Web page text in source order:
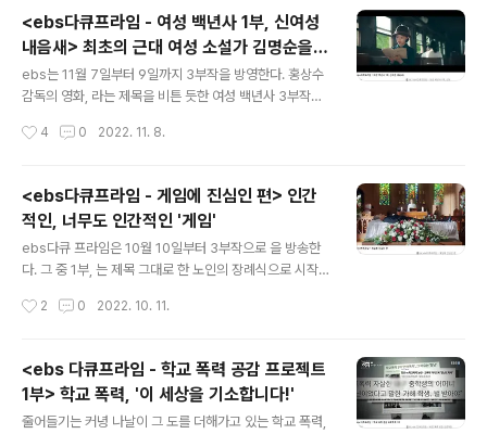
시기는 1929년 대공황의 여파로 실업률이 50%를 육박하
던 때였다. 수학자로서 교수의 길을 걷고자 했으나 금의환
양을 했다며 반기던 때와 달리 자리는 없었다. 5개 국어를
하던 그녀는 어학교수라도 하고자 했으나 그 조차도 그녀
에게 허락되지 않았다. 우리나라 최초의 여성 수학자가 궁
국한 지 6개월, 1932년 스트레스와 생활고로 인한 영양
<ebs다큐프라임 - 여성 백년사 1부, 신여성
내음새> 최초의 근대 여성 소설가 김명순을
아십니까?
ebs는 11월 7일부터 9일까지 3부작을 방영한다. 홍상수
감독의 영화, 라는 제목을 비튼 듯한 여성 백년사 3부작의
전 그때 남성 중심 사회 속에 첫 발을 내딛은 여성들의 '잔
으로 살아가기에는 고달픈 여성들의 삶을 살펴보려 한다.
프로그램은 최근 방송가에서 인기를 끌고 있는 sbs의 와
같은 토크멘터리 형식을 차용한다. 방송인 안현모, 김현숙,
이승국을 오늘의 패널로 등장시켜, 역사학자 심용환과 함
께, 그때와 오늘의 이야기를 견주어 보고자 한다. 의문의 방
기 질문이 던져진다. 남성 독립운동가 세 사람을 말하라. 순
4 0 2022. 11. 8.
<ebs다큐프라임 - 게임에 진심인 편> 인간
적인, 너무도 인간적인 '게임'
ebs다큐 프라임은 10월 10일부터 3부작으로 을 방송한
다. 그 중 1부, 는 제목 그대로 한 노인의 장례식으로 시작된
남긴 영상을 튼다. 그런데 눈물을 훔치던 경건한 분위기가
진다. 살아생전 고인이 가장 즐겨했던, 혹은 행복한 순간,
결국 참석한 사람들은 그의 행복한 모습에 함께 웃음을 짓
는다. 게임이란? 은 50여년동안 일보에 대해 글을 써온 미
국 출신 평론가의 글 모음집이다. 일본에 대해 분석한 그의
2 0 2022. 10. 11.
<ebs 다큐프라임 - 학교 폭력 공감 프로젝트
1부> 학교 폭력, '이 세상을 기소합니다!'
줄어들기는 커녕 나날이 그 도를 더해가고 있는 학교 폭력,